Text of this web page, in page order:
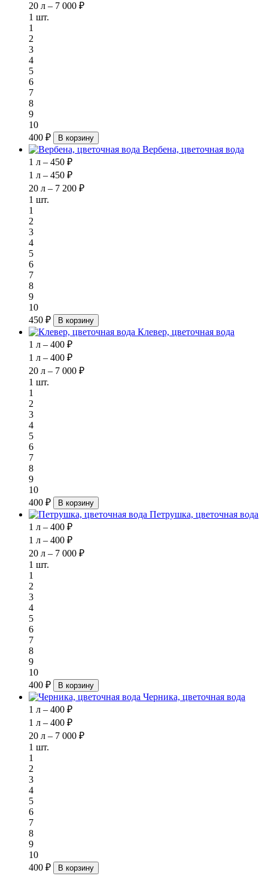
20 л – 7 000 ₽
1 шт.
1
2
3
4
5
6
7
8
9
10
400 ₽
В корзину
Вербена, цветочная вода
1 л – 450 ₽
1 л – 450 ₽
20 л – 7 200 ₽
1 шт.
1
2
3
4
5
6
7
8
9
10
450 ₽
В корзину
Клевер, цветочная вода
1 л – 400 ₽
1 л – 400 ₽
20 л – 7 000 ₽
1 шт.
1
2
3
4
5
6
7
8
9
10
400 ₽
В корзину
Петрушка, цветочная вода
1 л – 400 ₽
1 л – 400 ₽
20 л – 7 000 ₽
1 шт.
1
2
3
4
5
6
7
8
9
10
400 ₽
В корзину
Черника, цветочная вода
1 л – 400 ₽
1 л – 400 ₽
20 л – 7 000 ₽
1 шт.
1
2
3
4
5
6
7
8
9
10
400 ₽
В корзину